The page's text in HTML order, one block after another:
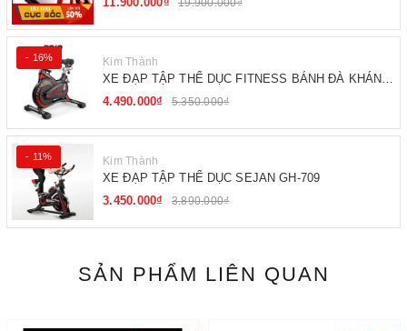
19.900.000₫
- 16% Kim Thành
XE ĐẠP TẬP THỂ DỤC FITNESS BÁNH ĐÀ KHÁNG
TỪ
4.490.000₫ 5.350.000₫
- 11% Kim Thành
XE ĐẠP TẬP THỂ DỤC SEJAN GH-709
3.450.000₫
3.890.000₫
SẢN PHẨM LIÊN QUAN